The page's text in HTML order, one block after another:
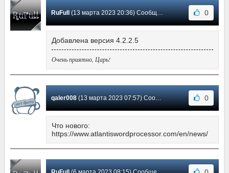
RuFull (13 марта 2023 20:36) Сообщение #394 0
Добавлена версия 4.2.2.5
Очень приятно, Царь!
qaler008(13 марта 2023 07:57) Сообщение #393 0
Что нового:
https://www.atlantiswordprocessor.com/en/news/